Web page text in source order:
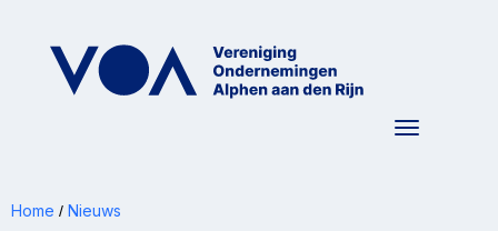
Toggle
Home / Nieuws